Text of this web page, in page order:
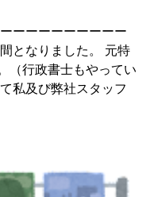
ーーーーーーーーー
となりました。 元特
（行政書士もやってい
私及び弊社スタッフ